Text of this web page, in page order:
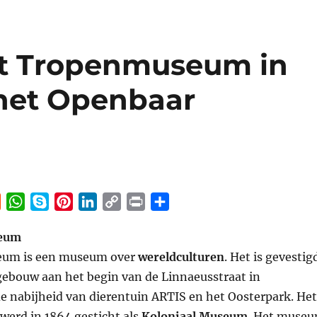
Tropenmuseum in
Openbaar
d
d
i
t
W
t
s
A
p
p
e
t
e
r
e
k
e
d
I
y
L
i
n
n
t
r
e
is een museum overwereldculturen. Het is
aan het begin van de Linnaeusstraat in
nabijheid van dierentuin ARTIS en het Oosterpark. Het